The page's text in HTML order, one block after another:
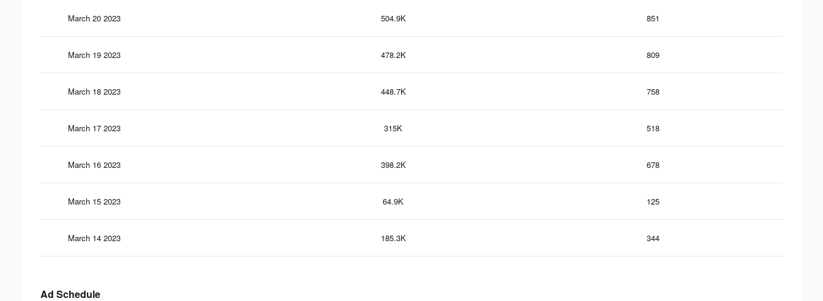
March 20 2023 504.9K 851
March 19 2023 478.2K 809
March 18 2023 448.7K 758
March 17 2023 315K 518
March 16 2023 398.2K 678
March 15 2023 64.9K 125
March 14 2023 185.3K 344
Ad Schedule